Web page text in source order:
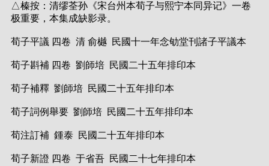
△榛按：清缪荃孙《宋台州本荀子与熙宁本同异记》一卷
极重要，本集成缺影录。
荀子平議 四卷 清 俞樾 民國十一年念劬堂刊諸子平議本
荀子斟補 四卷 劉師培 民國二十五年排印本
荀子補釋 劉師培 民國二十五年排印本
荀子詞例舉要 劉師培 民國二十五年排印本
荀注訂補 鍾泰 民國二十五年排印本
荀子新證 四卷 于省吾 民國二十七年排印本